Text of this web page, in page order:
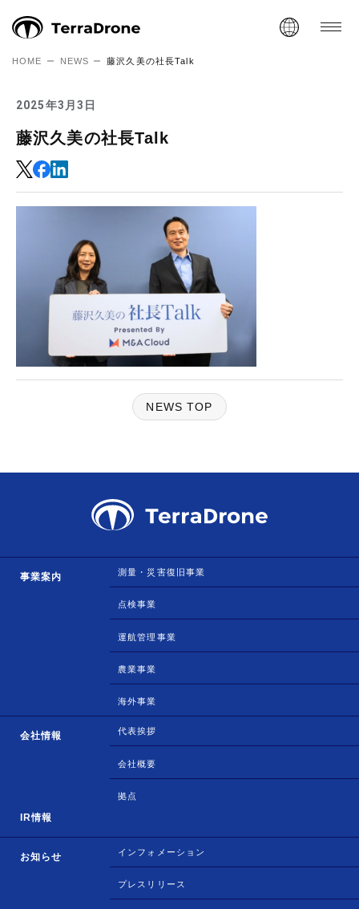
HOME NEWS 藤沢久美の社長Talk
2025年3月3日
藤沢久美の社長Talk
NEWS TOP
事業案内 測量・災害復旧事業
点検事業
運航管理事業
農業事業
海外事業
会社情報 代表挨拶
会社概要
拠点
IR情報
お知らせ インフォメーション
プレスリリース